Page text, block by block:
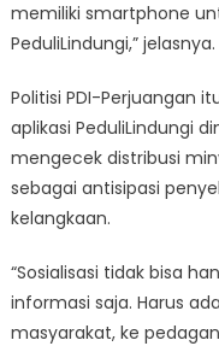
memiliki smartphone
PeduliLindungi,” jelasnya.
Politisi PDI-Perjuangan
aplikasi PeduliLindungi
mengecek distribusi
sebagai antisipasi
kelangkaan.
“Sosialisasi tidak bisa
informasi saja. Harus
masyarakat, ke